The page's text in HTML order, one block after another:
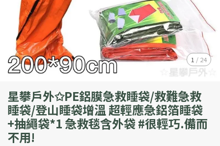
1 / 24
星攀戶外✩PE鋁膜急救睡袋/救難急救
睡袋/登山睡袋增溫 超輕應急鋁箔睡袋
+抽繩袋*1 急救毯含外袋 #很輕巧.備而
不用!